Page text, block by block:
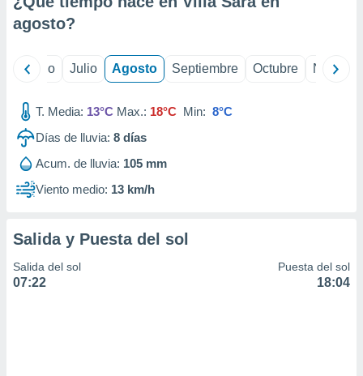
e
publicidad
publicidad
de
agosto?
Junio Julio Agosto Septiembre Octubre
T. Media: 13°C Max.: 18°C Min: 8°C
Días de lluvia: 8 días
Acum. de lluvia: 105 mm
Viento medio: 13 km/h
Salida y Puesta del sol
Salida del sol
07:22
Puesta del sol
18:04